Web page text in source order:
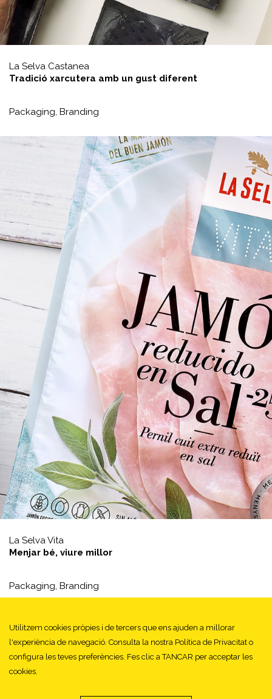
Utilitzem cookies pròpies i de tercers que ens ajuden a millorar
l'experiència de navegació. Consulta la nostra Política de Privacitat o
configura les teves preferències. Fes clic a TANCAR per acceptar les
cookies.
La Selva Castanea
Tradició xarcutera amb un gust diferent
Packaging, Branding
La Selva Vita
Menjar bé, viure millor
Packaging, Branding
1 2 3 4